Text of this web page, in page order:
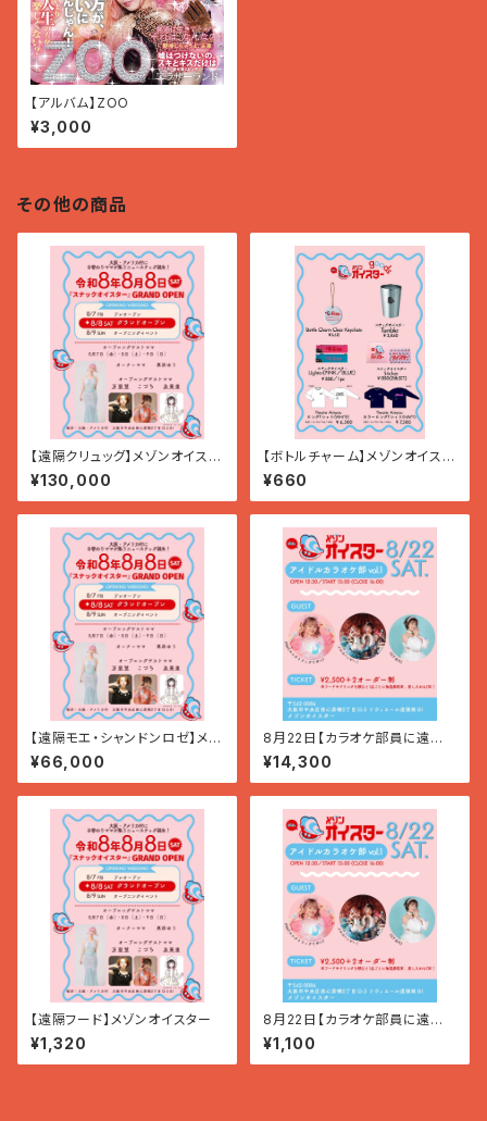
【アルバム】ZOO
¥3,000
その他の商品
【遠隔クリュッグ】メゾンオイスタ
ー
¥130,000
【ボトルチャーム】メゾンオイスタ
ー
¥660
【遠隔モエ・シャンドンロゼ】メゾ
ンオイスター
¥66,000
8月22日【カラオケ部員に遠隔
シャンパン】
¥14,300
【遠隔フード】メゾンオイスター
¥1,320
8月22日【カラオケ部員に遠隔
差し入れドリンク】
¥1,100